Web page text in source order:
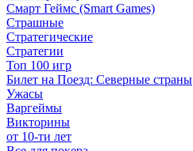
Смарт Геймс (Smart Games)
Страшные
Стратегические
Стратегии
Топ 100 игр
Билет на Поезд: Северные страны
Ужасы
Варгеймы
Викторины
от 10-ти лет